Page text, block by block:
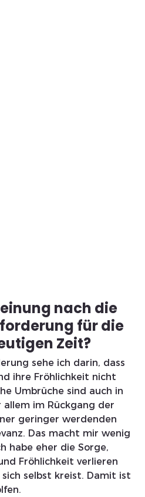
nach die
für die
Zeit?
sehe ich darin, dass
ihre Fröhlichkeit nicht
Umbrüche sind auch in
allem im Rückgang der
geringer werdenden
Das macht mir wenig
habe eher die Sorge,
Fröhlichkeit verlieren
selbst kreist. Damit ist